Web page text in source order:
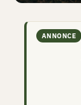
ANNONCE